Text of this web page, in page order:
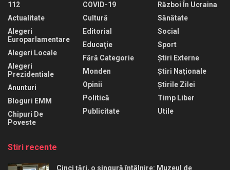
112
Actualitate
Alegeri
Europarlamentare
Alegeri Locale
Alegeri
Prezidentiale
Anunturi
Bloguri EMM
Chipuri De
Poveste
COVID-19
Cultură
Editorial
Educaţie
Fără Categorie
Monden
Opinii
Politică
Publicitate
Război În Ucraina
Sănătate
Social
Sport
Știri Externe
Știri Naționale
Știrile Zilei
Timp Liber
Utile
Stiri recente
Cinci țări, o singură întâlnire: Muzeul de